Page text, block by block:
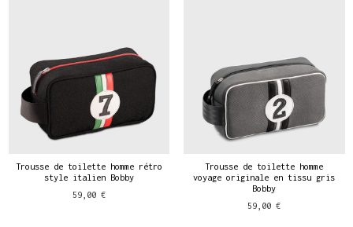
Trousse de toilette homme rétro
style italien Bobby
59,00 €
Trousse de toilette homme
voyage originale en tissu gris
Bobby
59,00 €